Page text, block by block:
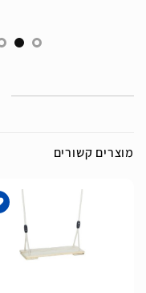
מוצרים קשורים